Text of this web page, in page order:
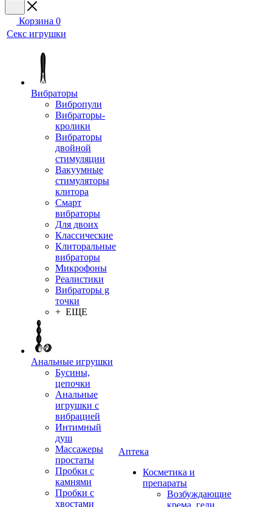
Корзина 0
Секс игрушки
Вибраторы
Вибропули
Вибраторы-
кролики
Вибраторы
двойной
стимуляции
Вакуумные
стимуляторы
клитора
Смарт
вибраторы
Для двоих
Классические
Клиторальные
вибраторы
Микрофоны
Реалистики
Вибраторы g
точки
+ ЕЩЕ
Анальные игрушки
Бусины,
цепочки
Анальные
игрушки с
вибрацией
Интимный
душ
Массажеры
простаты
Пробки с
камнями
Пробки с
хвостами
Аптека
Косметика и
препараты
Возбуждающие
крема, гели